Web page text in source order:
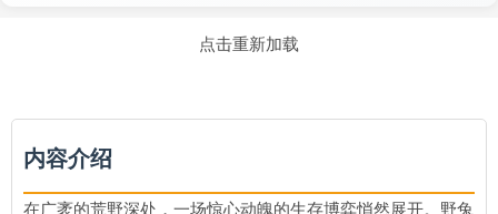
点击重新加载
内容介绍
在广袤的荒野深处，一场惊心动魄的生存博弈悄然展开。野兔